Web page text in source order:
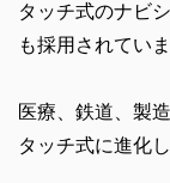
タッチ式のナビ
も採用されてい
医療、鉄道、製
タッチ式に進化